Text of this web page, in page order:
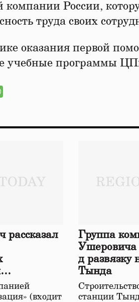
компании России,
труда своих
оказания первой
учебные программы
рассказал
моста
(входит
Группа
Ушеровича
д развязку
Тында
станции